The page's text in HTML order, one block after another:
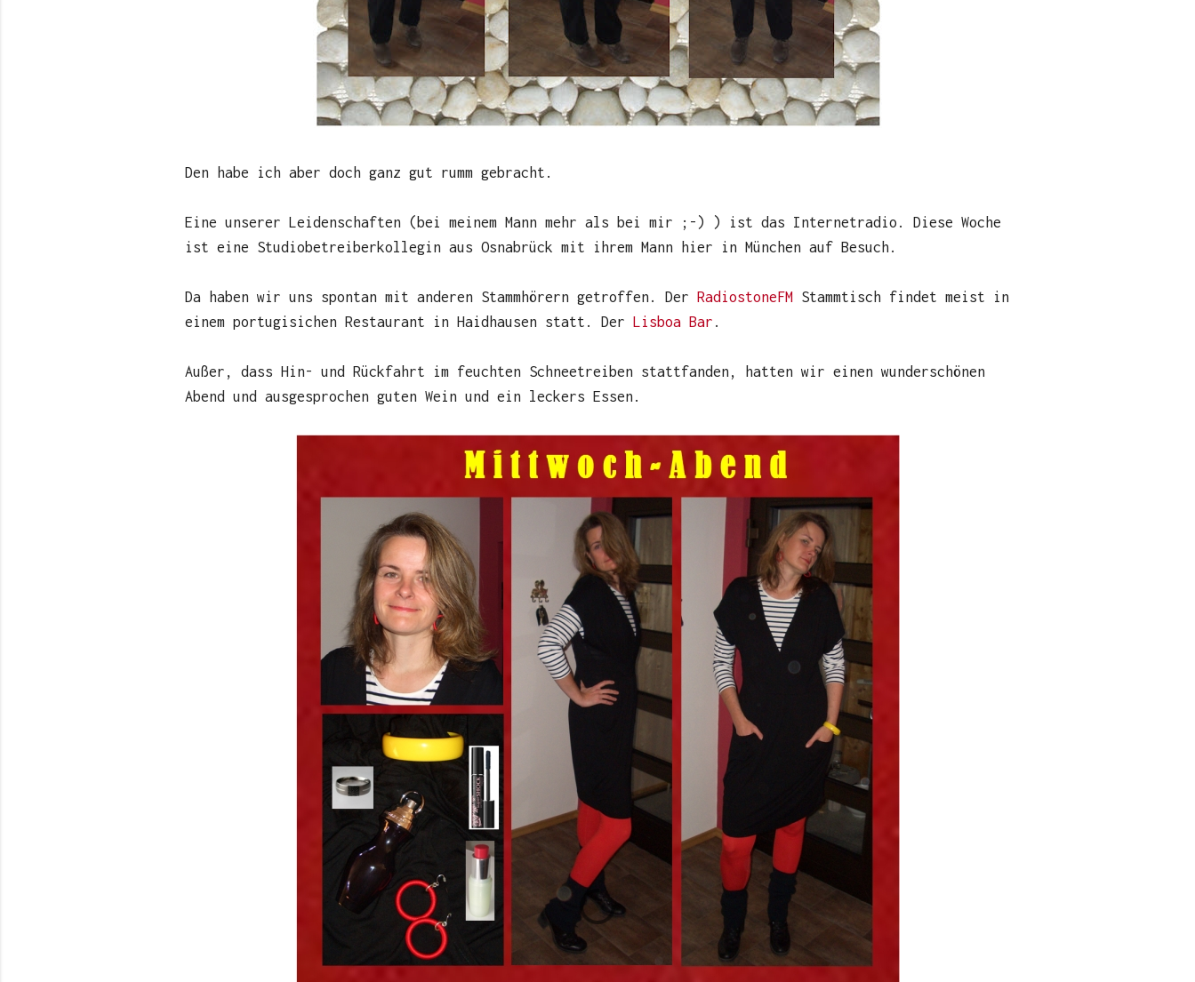
Den habe ich aber doch ganz gut rumm gebracht.
Eine unserer Leidenschaften (bei meinem Mann mehr als bei mir ;-) ) ist das Internetradio. Diese Woche
ist eine Studiobetreiberkollegin aus Osnabrück mit ihrem Mann hier in München auf Besuch.
Da haben wir uns spontan mit anderen Stammhörern getroffen. Der RadiostoneFM Stammtisch findet meist in
einem portugisichen Restaurant in Haidhausen statt. Der Lisboa Bar .
Außer, dass Hin- und Rückfahrt im feuchten Schneetreiben stattfanden, hatten wir einen wunderschönen
Abend und ausgesprochen guten Wein und ein leckers Essen.